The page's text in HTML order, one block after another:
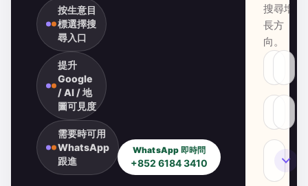
按生意目
標選擇搜
尋入口
提升
Google
/ AI / 地
圖可見度
需要時可用
WhatsApp
跟進
WhatsApp 即時問
+852 6184 3410
搜尋增
長方
向。
SEO